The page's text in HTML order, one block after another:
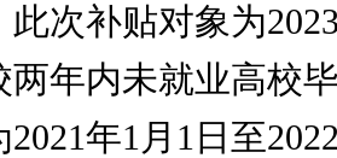
补贴对象为
两年内未就业高校
年1月1日至